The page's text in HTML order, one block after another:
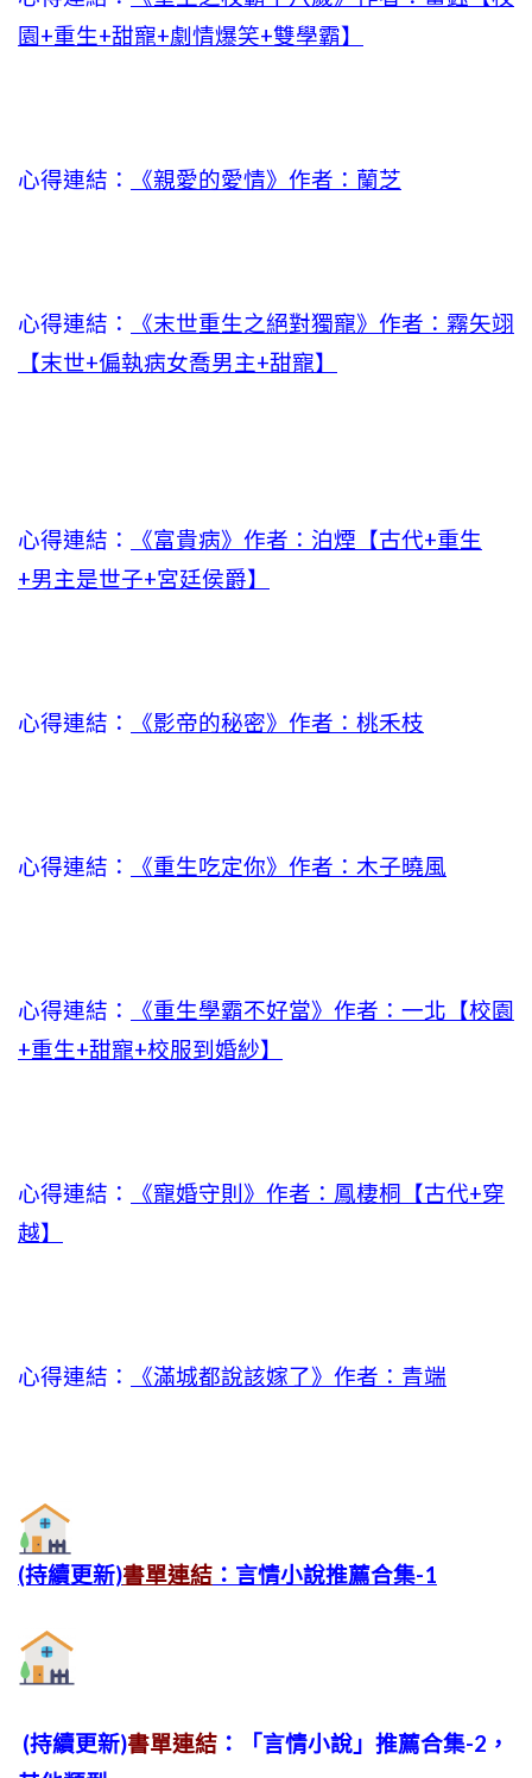
園+重生+甜寵+劇情爆笑+雙學霸】
心得連結： 《親愛的愛情》作者：蘭芝
心得連結：
《末世重生之絕對獨寵》作者：霧矢翊
【末世+偏執病女喬男主+甜寵】
心得連結：
《富貴病》作者：泊煙【古代+重生
+男主是世子+宮廷侯爵】
心得連結： 《影帝的秘密》作者：桃禾枝
心得連結： 《重生吃定你》作者：木子曉風
心得連結：
《重生學霸不好當》作者：一北【校園
+重生+甜寵+校服到婚紗】
心得連結：
《寵婚守則》作者：鳳棲桐【古代+穿
越】
心得連結： 《滿城都說該嫁了》作者：青端
(持續更新)書單連結 ：言情小說推薦合集-1
(持續更新)書單連結 ：「言情小說」推薦合集-2，